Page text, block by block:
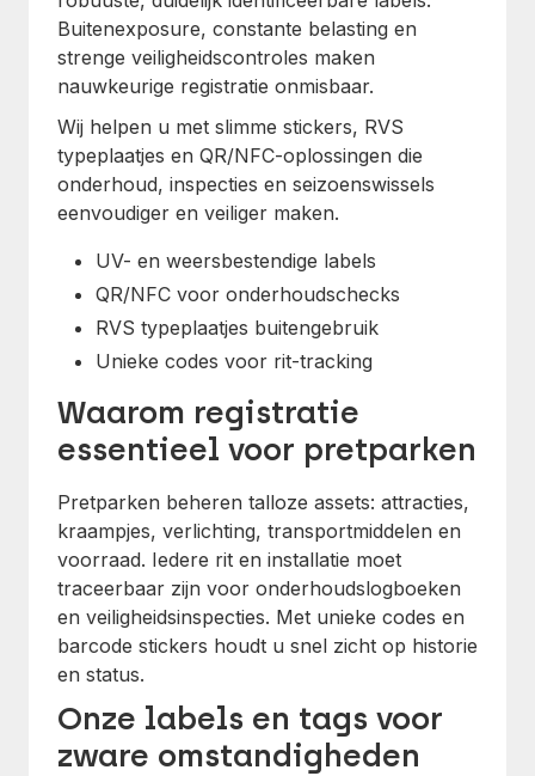
Buitenexposure, constante belasting en
strenge veiligheidscontroles maken
nauwkeurige registratie onmisbaar.
Wij helpen u met slimme stickers, RVS
typeplaatjes en QR/NFC-oplossingen die
onderhoud, inspecties en seizoenswissels
eenvoudiger en veiliger maken.
UV- en weersbestendige labels
QR/NFC voor onderhoudschecks
RVS typeplaatjes buitengebruik
Unieke codes voor rit-tracking
Waarom registratie
essentieel voor pretparken
Pretparken beheren talloze assets: attracties,
kraampjes, verlichting, transportmiddelen en
voorraad. Iedere rit en installatie moet
traceerbaar zijn voor onderhoudslogboeken
en veiligheidsinspecties. Met unieke codes en
barcode stickers houdt u snel zicht op historie
en status.
Onze labels en tags voor
zware omstandigheden